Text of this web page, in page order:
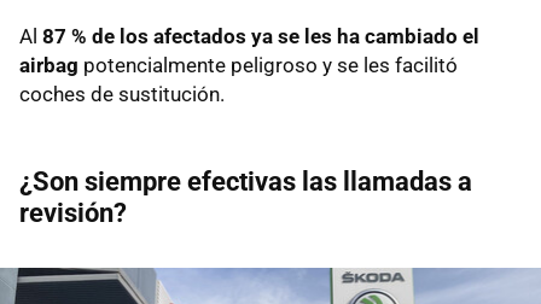
Al 87 % de los afectados ya se les ha cambiado el
airbag potencialmente peligroso y se les facilitó
coches de sustitución.
¿Son siempre efectivas las llamadas a
revisión?